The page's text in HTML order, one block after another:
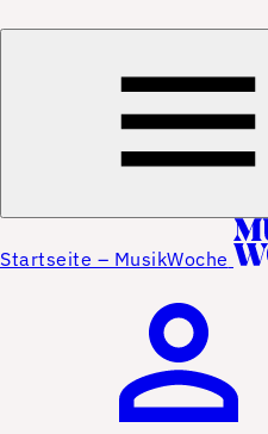
Startseite – MusikWoche